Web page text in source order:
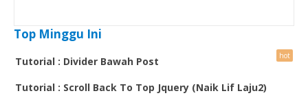
Top Minggu Ini
Tutorial : Divider Bawah Post
Tutorial : Scroll Back To Top Jquery (Naik Lif Laju2)